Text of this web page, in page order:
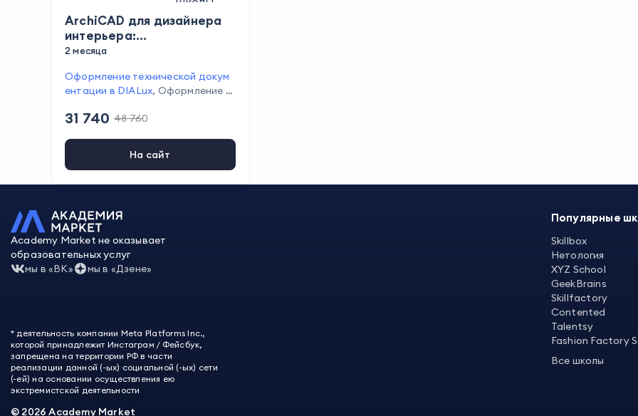
ArchiCAD для дизайнера
интерьера:
проектирование и
2 месяца
Оформление технической докум
ентации в DIALux, Оформление ч
дизайн-концепции интерьера
оектной документации
31 740 48 760
На сайт
Academy Market не оказывает
образовательных услуг
мы в «ВК»
мы в «Дзене»
* деятельность компании Meta Platforms Inc.,
которой принадлежит Инстаграм / Фейсбук,
запрещена на территории РФ в части
реализации данной (-ых) социальной (-ых) сети
(-ей) на основании осуществления ею
экстремистской деятельности
© 2026 Academy Market
Популярные
Все школы
Skillbox
Нетология
XYZ School
GeekBrains
Skillfactory
Contented
Talentsy
Fashion Factory